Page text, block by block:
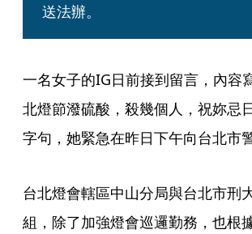
送法辦。
一名女子的IG日前接到留言，內容
北燈節潑硫酸，殺幾個人，祝妳忌
字句，她緊急在昨日下午向台北市
台北燈會轄區中山分局與台北市刑
組，除了加強燈會巡邏勤務，也根